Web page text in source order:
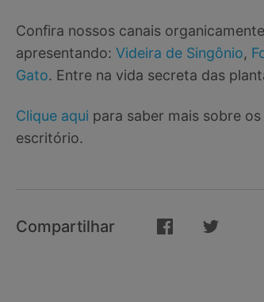
Confira nossos canais
apresentando: Videira de Singônio,
Gato. Entre na vida secreta das
Clique aqui para saber mais sobre
escritório.
Compartilhar